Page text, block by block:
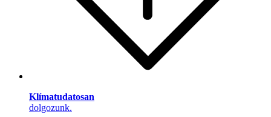
Klímatudatosan
dolgozunk.